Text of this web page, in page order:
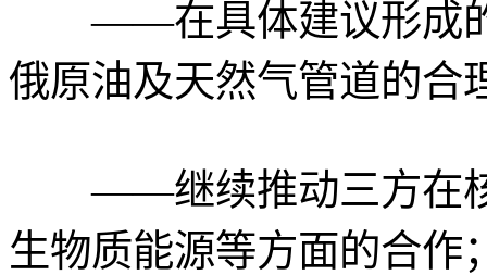
——在具体建议形成的
俄原油及天然气管道的合
——继续推动三方在核
生物质能源等方面的合作